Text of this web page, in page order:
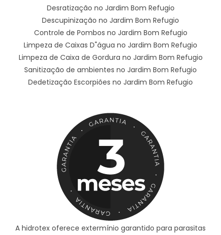
Desratização no Jardim Bom Refugio
Descupinização no Jardim Bom Refugio
Controle de Pombos no Jardim Bom Refugio
Limpeza de Caixas D"água no Jardim Bom Refugio
Limpeza de Caixa de Gordura no Jardim Bom Refugio
Sanitização de ambientes no Jardim Bom Refugio
Dedetização Escorpiões no Jardim Bom Refugio
A hidrotex oferece extermínio garantido para parasitas